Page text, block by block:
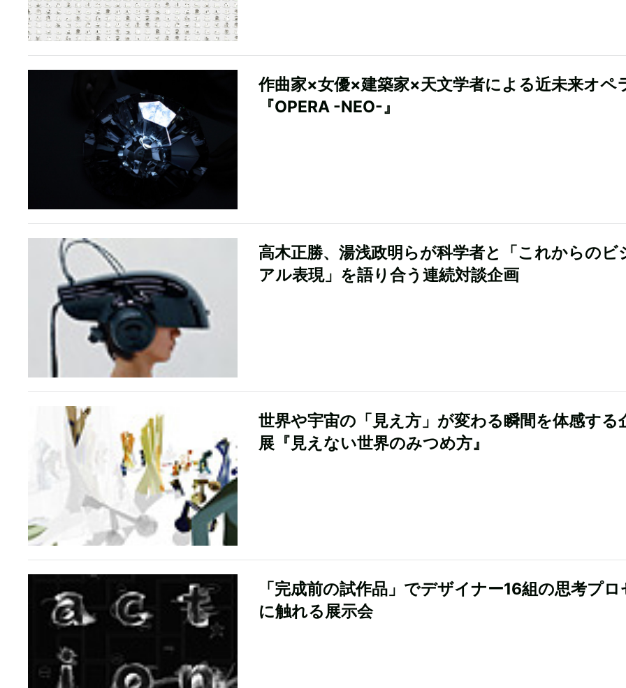
作曲家×女優×建築家×天文学者による近未来オペ
『OPERA -NEO-』
高木正勝、湯浅政明らが科学者と「これからのビ
アル表現」を語り合う連続対談企画
世界や宇宙の「見え方」が変わる瞬間を体感する
展『見えない世界のみつめ方』
「完成前の試作品」でデザイナー16組の思考プロ
に触れる展示会